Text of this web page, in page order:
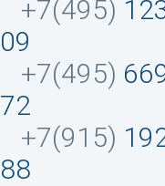
+7(495)
09
+7(495)
72
+7(915)
88